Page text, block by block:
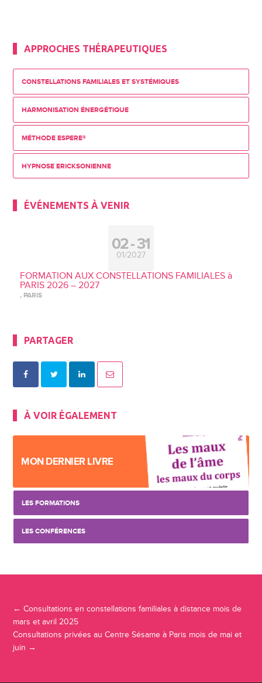
APPROCHES THÉRAPEUTIQUES
CONSTELLATIONS FAMILIALES ET SYSTÉMIQUES
HARMONISATION ÉNERGÉTIQUE
MÉTHODE ESPERE®
HYPNOSE ERICKSONIENNE
ÉVÉNEMENTS À VENIR
02 31
01/2027
FORMATION AUX CONSTELLATIONS FAMILIALES à
PARIS 2026 – 2027
, PARIS
PARTAGER
À VOIR ÉGALEMENT
MON DERNIER LIVRE
LES FORMATIONS
LES CONFÉRENCES
← Consultations en constellations familiales à distance mois de
mars et avril 2025
Consultations privées au Centre Sésame à Paris mois de mai et
juin →